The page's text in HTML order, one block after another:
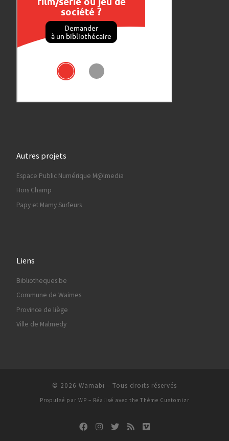
Autres projets
Espace Public Numérique M@lmedia
Hors Champ
Papy et Mamy Surfeurs
Liens
Bibliotheques.be
Commune de Waimes
Province de liège
Ville de Malmedy
© 2026 Wamabi – Tous droits réservés
Propulsé par WP – Réalisé avec the Thème Customizr